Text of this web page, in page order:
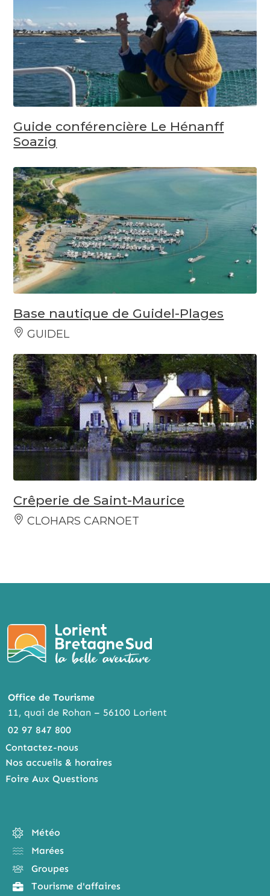
Guide conférencière Le Hénanff
Soazig
Base nautique de Guidel-Plages
GUIDEL
Crêperie de Saint-Maurice
CLOHARS CARNOET
Office de Tourisme
11, quai de Rohan – 56100 Lorient
02 97 847 800
Contactez-nous
Nos accueils & horaires
Foire Aux Questions
Météo
Marées
Groupes
Tourisme d'affaires